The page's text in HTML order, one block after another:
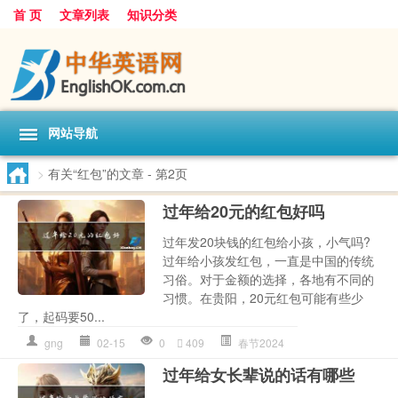
首 页 文章列表 知识分类
网站导航
> 有关“红包”的文章 - 第2页
过年给20元的红包好吗
过年发20块钱的红包给小孩，小气吗?
过年给小孩发红包，一直是中国的传统
习俗。对于金额的选择，各地有不同的
习惯。在贵阳，20元红包可能有些少
了，起码要50...
gng 02-15 0 409 春节2024
过年给女长辈说的话有哪些